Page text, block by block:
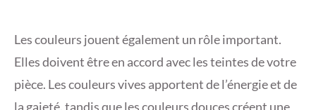
Les couleurs jouent également un rôle important.
Elles doivent être en accord avec les teintes de votre
pièce. Les couleurs vives apportent de l’énergie et de
la gaieté, tandis que les couleurs douces créent une